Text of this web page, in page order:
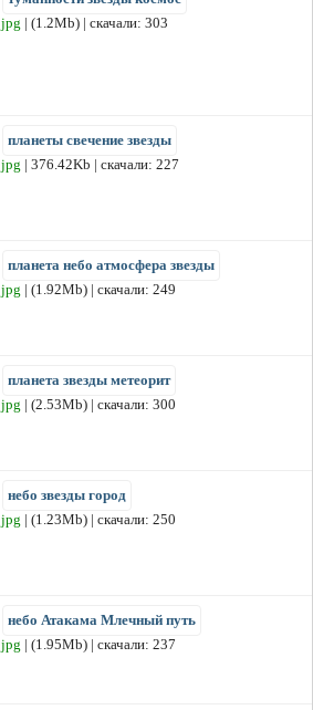
jpg | (1.2Mb) | скачали: 303
планеты свечение звезды
jpg | 376.42Kb | скачали: 227
планета небо атмосфера звезды
jpg | (1.92Mb) | скачали: 249
планета звезды метеорит
jpg | (2.53Mb) | скачали: 300
небо звезды город
jpg | (1.23Mb) | скачали: 250
небо Атакама Млечный путь
jpg | (1.95Mb) | скачали: 237